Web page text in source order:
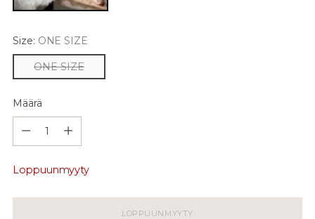
Size: ONE SIZE
ONE SIZE
Määrä
Loppuunmyyty
LOPPUUNMYYTY